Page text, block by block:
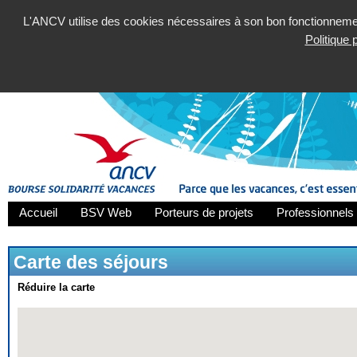
L'ANCV utilise des cookies nécessaires à son bon
Politique
Accueil BSV Web Porteurs de projets
Carte des séjours
Réduire la carte